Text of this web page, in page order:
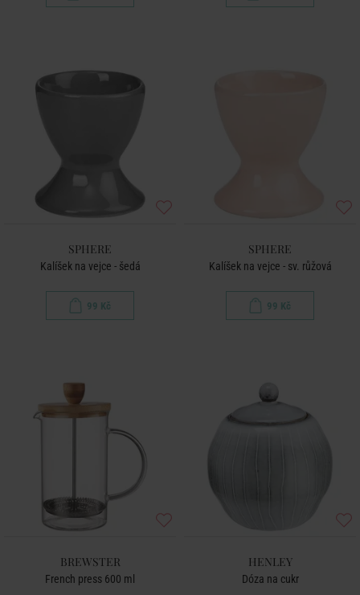
SPHERE
Kalíšek na vejce - šedá
99 Kč
SPHERE
Kalíšek na vejce - sv. růžová
99 Kč
BREWSTER
French press 600 ml
HENLEY
Dóza na cukr